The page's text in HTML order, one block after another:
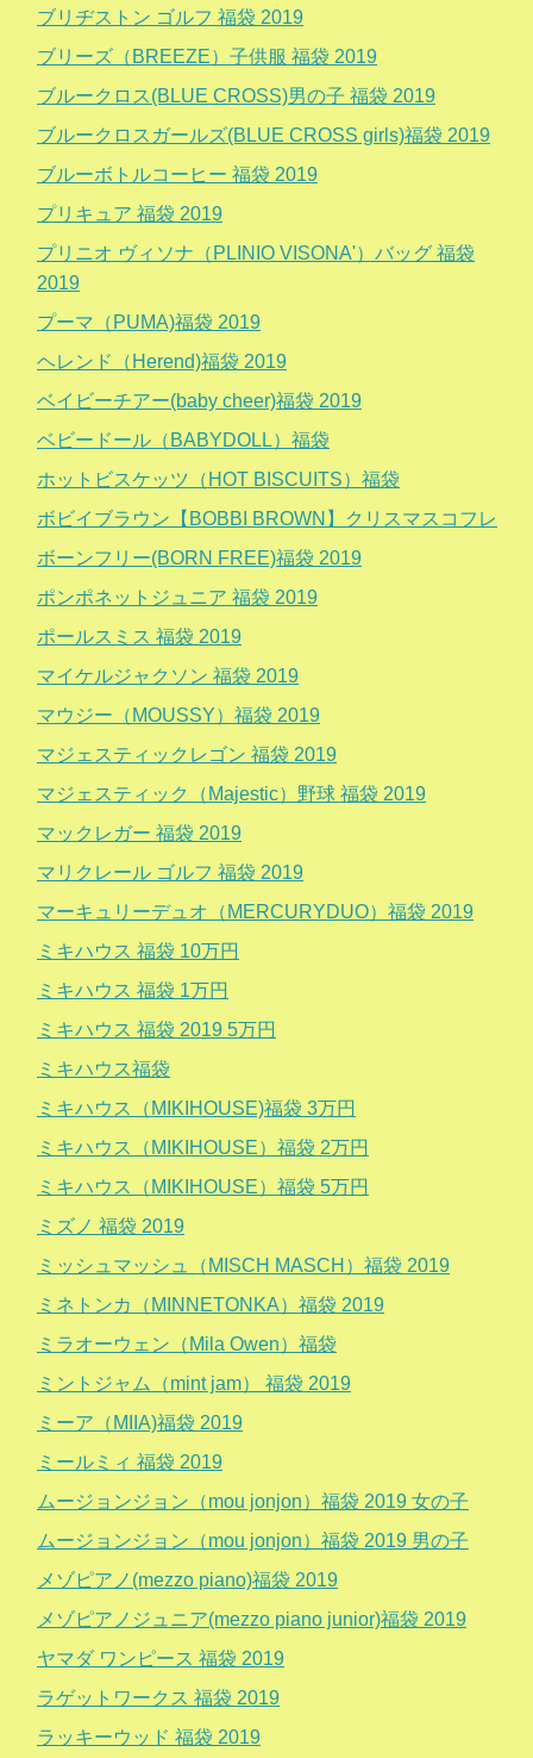
ブリヂストン ゴルフ 福袋 2019
ブリーズ（BREEZE）子供服 福袋 2019
ブルークロス(BLUE CROSS)男の子 福袋 2019
ブルークロスガールズ(BLUE CROSS girls)福袋 2019
ブルーボトルコーヒー 福袋 2019
プリキュア 福袋 2019
プリニオ ヴィソナ（PLINIO VISONA'）バッグ 福袋
2019
プーマ（PUMA)福袋 2019
ヘレンド（Herend)福袋 2019
ベイビーチアー(baby cheer)福袋 2019
ベビードール（BABYDOLL）福袋
ホットビスケッツ（HOT BISCUITS）福袋
ボビイブラウン【BOBBI BROWN】クリスマスコフレ
ボーンフリー(BORN FREE)福袋 2019
ポンポネットジュニア 福袋 2019
ポールスミス 福袋 2019
マイケルジャクソン 福袋 2019
マウジー（MOUSSY）福袋 2019
マジェスティックレゴン 福袋 2019
マジェスティック（Majestic）野球 福袋 2019
マックレガー 福袋 2019
マリクレール ゴルフ 福袋 2019
マーキュリーデュオ（MERCURYDUO）福袋 2019
ミキハウス 福袋 10万円
ミキハウス 福袋 1万円
ミキハウス 福袋 2019 5万円
ミキハウス福袋
ミキハウス（MIKIHOUSE)福袋 3万円
ミキハウス（MIKIHOUSE）福袋 2万円
ミキハウス（MIKIHOUSE）福袋 5万円
ミズノ 福袋 2019
ミッシュマッシュ（MISCH MASCH）福袋 2019
ミネトンカ（MINNETONKA）福袋 2019
ミラオーウェン（Mila Owen）福袋
ミントジャム（mint jam） 福袋 2019
ミーア（MIIA)福袋 2019
ミールミィ 福袋 2019
ムージョンジョン（mou jonjon）福袋 2019 女の子
ムージョンジョン（mou jonjon）福袋 2019 男の子
メゾピアノ(mezzo piano)福袋 2019
メゾピアノジュニア(mezzo piano junior)福袋 2019
ヤマダ ワンピース 福袋 2019
ラゲットワークス 福袋 2019
ラッキーウッド 福袋 2019